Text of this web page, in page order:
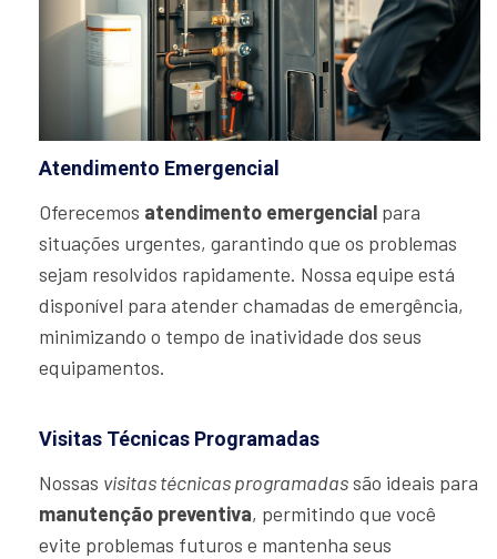
Atendimento Emergencial
Oferecemos atendimento emergencial para
situações urgentes, garantindo que os problemas
sejam resolvidos rapidamente. Nossa equipe está
disponível para atender chamadas de emergência,
minimizando o tempo de inatividade dos seus
equipamentos.
Visitas Técnicas Programadas
Nossas visitas técnicas programadassão ideais para
manutenção preventiva, permitindo que você
evite problemas futuros e mantenha seus